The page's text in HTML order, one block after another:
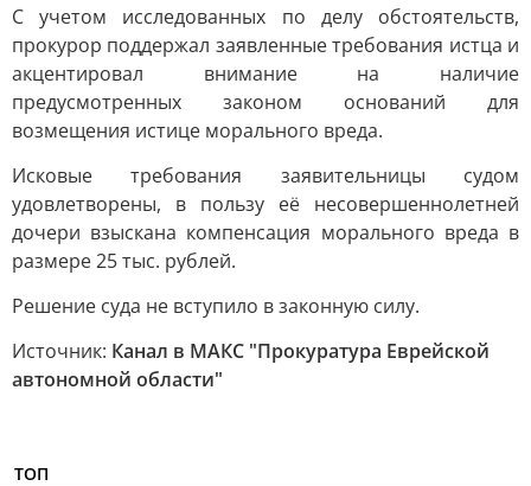
С учетом исследованных по делу обстоятельств,
прокурор поддержал заявленные требования истца и
акцентировал внимание на наличие
предусмотренных законом оснований для
возмещения истице морального вреда.
Исковые требования заявительницы судом
удовлетворены, в пользу её несовершеннолетней
дочери взыскана компенсация морального вреда в
размере 25 тыс. рублей.
Решение суда не вступило в законную силу.
Источник: Канал в МАКС "Прокуратура Еврейской
автономной области"
ТОП